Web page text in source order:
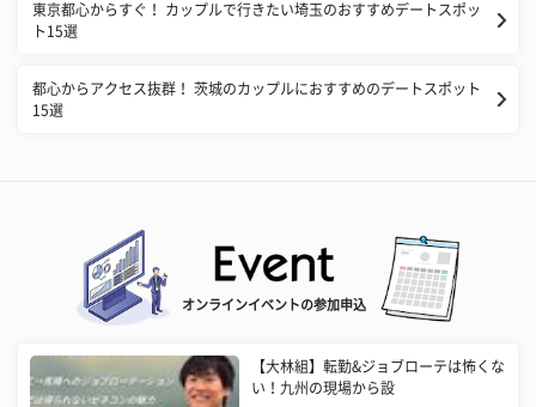
東京都心からすぐ！ カップルで行きたい埼玉のおすすめデートスポッ
ト15選
都心からアクセス抜群！ 茨城のカップルにおすすめのデートスポット
15選
オンラインイベントの参加申込
【大林組】転勤&ジョブローテは怖くな
い！九州の現場から設